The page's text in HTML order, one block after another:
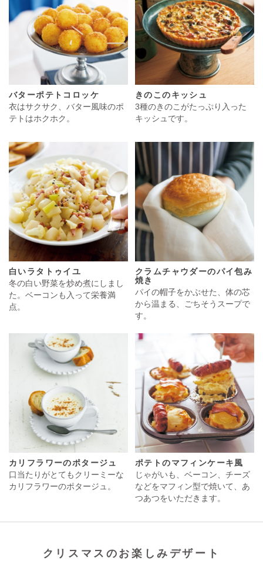
バターポテトコロッケ
衣はサクサク、バター風味のポ
テトはホクホク。
きのこのキッシュ
3種のきのこがたっぷり入った
キッシュです。
白いラタトゥイユ
冬の白い野菜を炒め煮にしまし
た。ベーコンも入って栄養満
点。
クラムチャウダーのパイ包み
焼き
パイの帽子をかぶせた、体の芯
から温まる、ごちそうスープで
す。
カリフラワーのポタージュ
口当たりがとてもクリーミーな
カリフラワーのポタージュ。
ポテトのマフィンケーキ風
じゃがいも、ベーコン、チーズ
などをマフィン型で焼いて、あ
つあつをいただきます。
クリスマスのお楽しみデザート